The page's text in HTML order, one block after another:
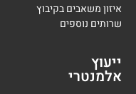
איזון משאבים בקיבוץ
שרותים נוספים
ייעוץ
אלמנטרי